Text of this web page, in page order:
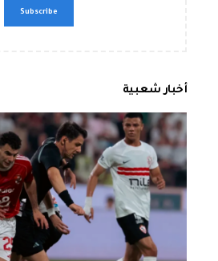
أخبار شعبية